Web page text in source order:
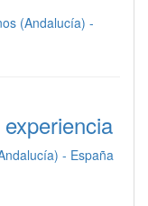
(Andalucía) -
- España